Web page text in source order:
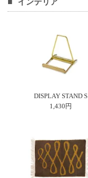
インテリア
DISPLAY STAND S
1,430円